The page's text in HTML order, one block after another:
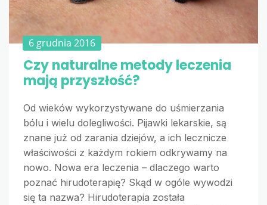
6 grudnia 2016
Czy naturalne metody leczenia
mają przyszłość?
Od wieków wykorzystywane do uśmierzania
bólu i wielu dolegliwości. Pijawki lekarskie, są
znane już od zarania dziejów, a ich lecznicze
właściwości z każdym rokiem odkrywamy na
nowo. Nowa era leczenia – dlaczego warto
poznać hirudoterapię? Skąd w ogóle wywodzi
się ta nazwa? Hirudoterapia została